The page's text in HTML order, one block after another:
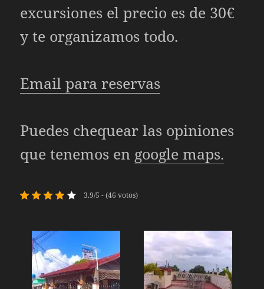
excursiones el precio es de 30€
y te organizamos todo.
Email para reservas
Puedes chequear las opiniones
que tenemos en google maps.
3.9/5 - (46 votos)